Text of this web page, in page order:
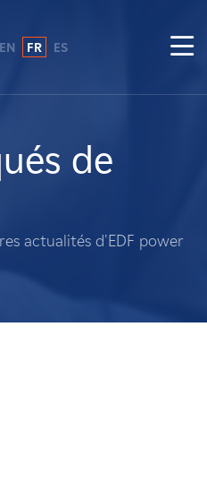
EN FR ES
de
actualités d'EDF power